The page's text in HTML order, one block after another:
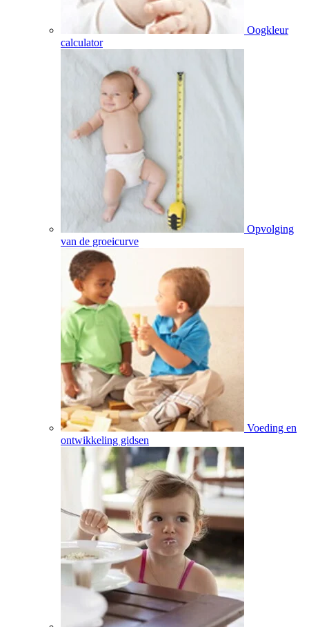
Oogkleur
calculator
Opvolging
van de groeicurve
Voeding en
ontwikkeling gidsen